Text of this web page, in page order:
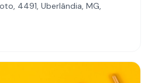
4491, Uberlândia, MG,